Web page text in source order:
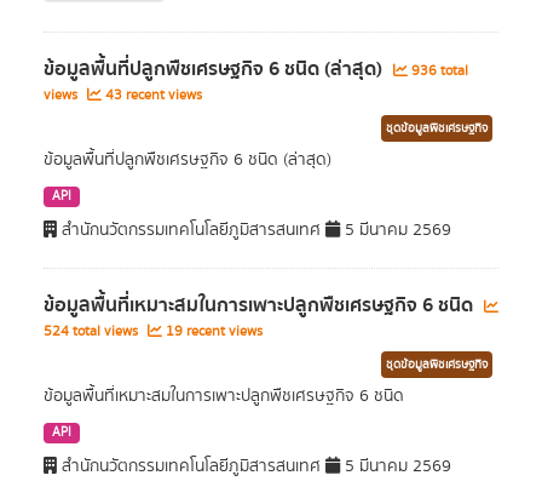
ข้อมูลพื้นที่ปลูกพืชเศรษฐกิจ 6 ชนิด (ล่าสุด)
936 total
views
43 recent views
ชุดข้อมูลพืชเศรษฐกิจ
ข้อมูลพื้นที่ปลูกพืชเศรษฐกิจ 6 ชนิด (ล่าสุด)
API
สำนักนวัตกรรมเทคโนโลยีภูมิสารสนเทศ 5 มีนาคม 2569
ข้อมูลพื้นที่เหมาะสมในการเพาะปลูกพืชเศรษฐกิจ 6 ชนิด
524 total views 19 recent views
ชุดข้อมูลพืชเศรษฐกิจ
ข้อมูลพื้นที่เหมาะสมในการเพาะปลูกพืชเศรษฐกิจ 6 ชนิด
API
สำนักนวัตกรรมเทคโนโลยีภูมิสารสนเทศ 5 มีนาคม 2569